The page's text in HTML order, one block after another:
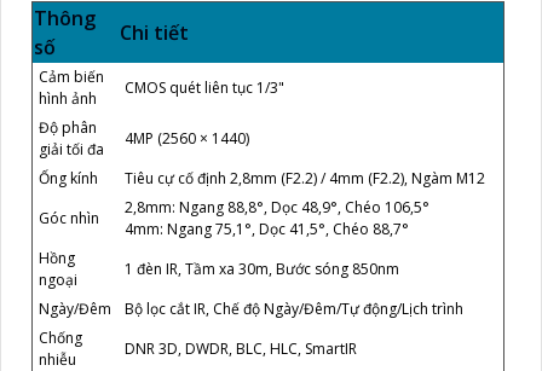
Thông
số
Chi tiết
Cảm biến
hình ảnh
CMOS quét liên tục 1/3"
Độ phân
giải tối đa
4MP (2560 × 1440)
Ống kính
Tiêu cự cố định 2,8mm (F2.2) / 4mm (F2.2), Ngàm M12
Góc nhìn
2,8mm: Ngang 88,8°, Dọc 48,9°, Chéo 106,5°
4mm: Ngang 75,1°, Dọc 41,5°, Chéo 88,7°
Hồng
ngoại
1 đèn IR, Tầm xa 30m, Bước sóng 850nm
Ngày/Đêm
Bộ lọc cắt IR, Chế độ Ngày/Đêm/Tự động/Lịch trình
Chống
nhiễu
DNR 3D, DWDR, BLC, HLC, SmartIR